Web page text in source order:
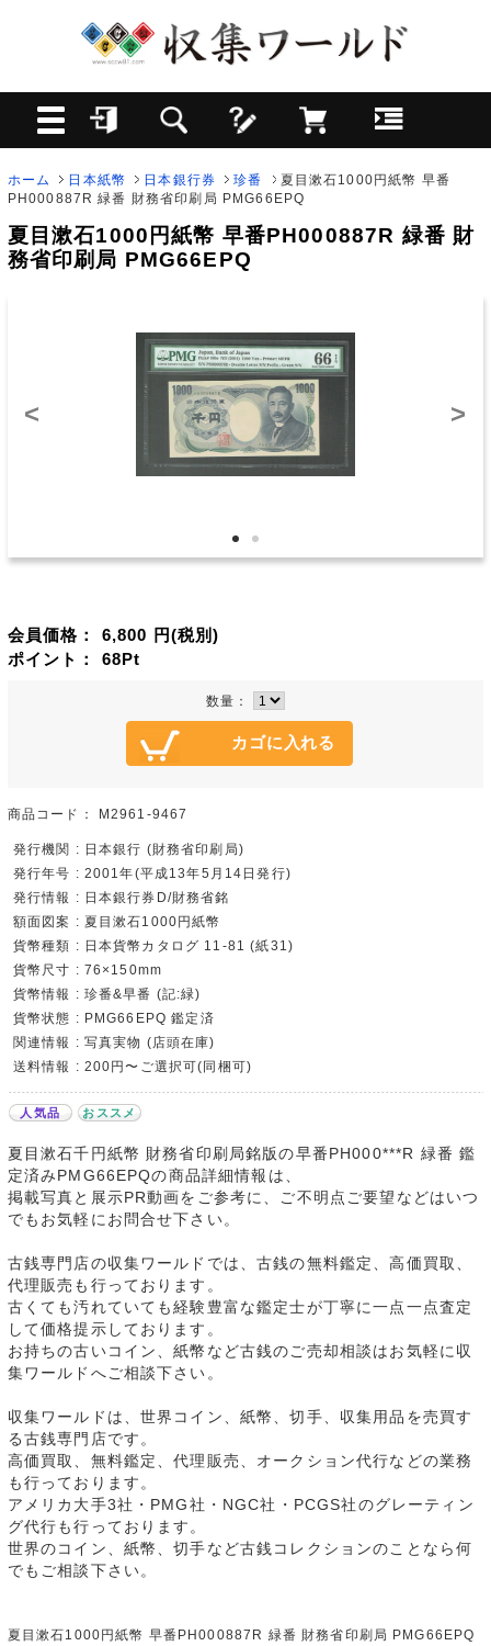
ホーム 日本紙幣 日本銀行券 珍番
夏目漱石1000円紙幣 早番
PH000887R 緑番 財務省印刷局 PMG66EPQ
夏目漱石1000円紙幣 早番PH000887R 緑番 財
務省印刷局 PMG66EPQ
< >
会員価格： 6,800 円(税別)
ポイント： 68Pt
数量：
商品コード： M2961-9467
発行機関 : 日本銀行 (財務省印刷局)
発行年号 : 2001年(平成13年5月14日発行)
発行情報 : 日本銀行券D/財務省銘
額面図案 : 夏目漱石1000円紙幣
貨幣種類 : 日本貨幣カタログ 11-81 (紙31)
貨幣尺寸 : 76×150mm
貨幣情報 : 珍番&早番 (記:緑)
貨幣状態 : PMG66EPQ 鑑定済
関連情報 : 写真実物 (店頭在庫)
送料情報 : 200円〜ご選択可(同梱可)
人気品 おススメ
夏目漱石千円紙幣 財務省印刷局銘版の早番PH000***R 緑番 鑑
定済みPMG66EPQの商品詳細情報は、
掲載写真と展示PR動画をご参考に、ご不明点ご要望などはいつ
でもお気軽にお問合せ下さい。
古銭専門店の収集ワールドでは、古銭の無料鑑定、高価買取、
代理販売も行っております。
古くても汚れていても経験豊富な鑑定士が丁寧に一点一点査定
して価格提示しております。
お持ちの古いコイン、紙幣など古銭のご売却相談はお気軽に収
集ワールドへご相談下さい。
収集ワールドは、世界コイン、紙幣、切手、収集用品を売買す
る古銭専門店です。
高価買取、無料鑑定、代理販売、オークション代行などの業務
も行っております。
アメリカ大手3社・PMG社・NGC社・PCGS社のグレーティン
グ代行も行っております。
世界のコイン、紙幣、切手など古銭コレクションのことなら何
でもご相談下さい。
夏目漱石1000円紙幣 早番PH000887R 緑番 財務省印刷局 PMG66EPQ